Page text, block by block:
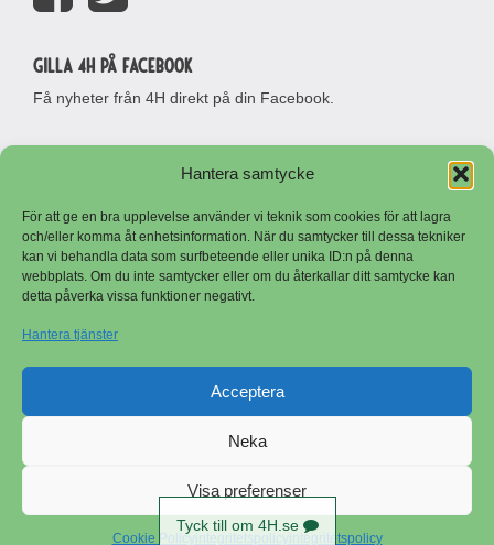
Hantera samtycke
För att ge en bra upplevelse använder vi teknik som cookies för att lagra
och/eller komma åt enhetsinformation. När du samtycker till dessa tekniker
kan vi behandla data som surfbeteende eller unika ID:n på denna
webbplats. Om du inte samtycker eller om du återkallar ditt samtycke kan
detta påverka vissa funktioner negativt.
Hantera tjänster
Acceptera
Neka
Visa preferenser
Cookie Policy integritetspolicy
Gilla 4H på Facebook
Få nyheter från 4H direkt på din Facebook.
Besöksadress
Stora Malmsvägen 7
641 50 Katrineholm
641 50 Katrineholm
Logga in
Copyright © Sveriges 4H
Tyck till om 4H.se